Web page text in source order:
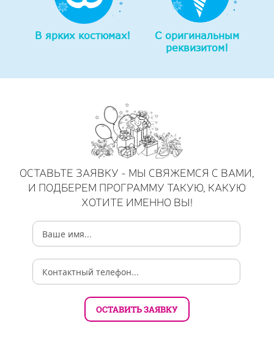
В ярких костюмах!
С оригинальным
реквизитом!
ОСТАВЬТЕ ЗАЯВКУ - МЫ СВЯЖЕМСЯ С ВАМИ,
И ПОДБЕРЕМ ПРОГРАММУ ТАКУЮ, КАКУЮ
ХОТИТЕ ИМЕННО ВЫ!